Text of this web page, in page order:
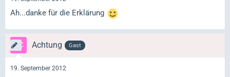
Ah...danke für die Erklärung
Achtung Gast
19. September 2012